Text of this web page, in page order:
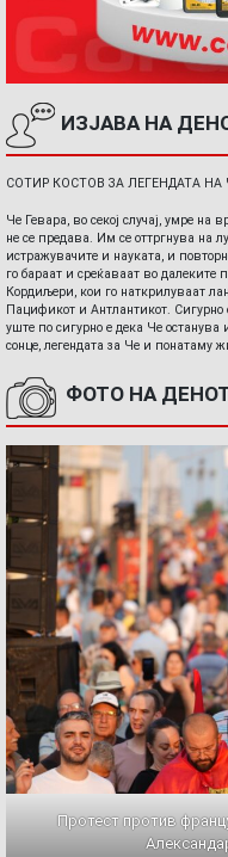
ИЗЈАВА НА
СОТИР КОСТОВ ЗА ЛЕГЕНДАТА НА
Че Гевара, во секој случај, умре на
не се предава. Им се оттргнува на
истражувачите и науката, и
го бараат и среќаваат во
Кордиљери, кои го наткрилуваат
Пацификот и Антлантикот. Сигурно
уште по сигурно е дека Че
сонце, легендата за Че и понатаму
ФОТО НА
Протест против